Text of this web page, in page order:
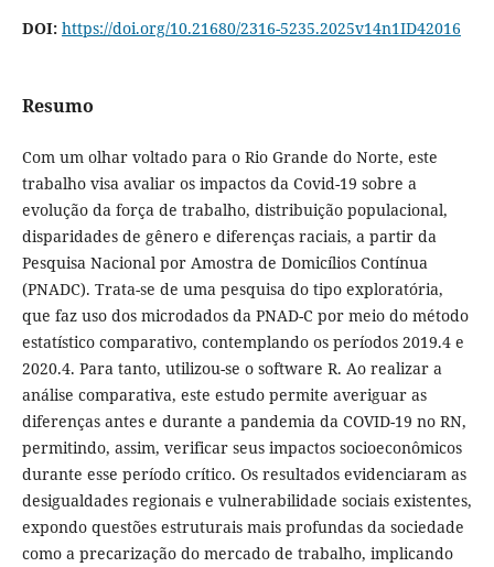
DOI: https://doi.org/10.21680/2316-5235.2025v14n1ID42016
Resumo
Com um olhar voltado para o Rio Grande do Norte, este
trabalho visa avaliar os impactos da Covid-19 sobre a
evolução da força de trabalho, distribuição populacional,
disparidades de gênero e diferenças raciais, a partir da
Pesquisa Nacional por Amostra de Domicílios Contínua
(PNADC). Trata-se de uma pesquisa do tipo exploratória,
que faz uso dos microdados da PNAD-C por meio do método
estatístico comparativo, contemplando os períodos 2019.4 e
2020.4. Para tanto, utilizou-se o software R. Ao realizar a
análise comparativa, este estudo permite averiguar as
diferenças antes e durante a pandemia da COVID-19 no RN,
permitindo, assim, verificar seus impactos socioeconômicos
durante esse período crítico. Os resultados evidenciaram as
desigualdades regionais e vulnerabilidade sociais existentes,
expondo questões estruturais mais profundas da sociedade
como a precarização do mercado de trabalho, implicando